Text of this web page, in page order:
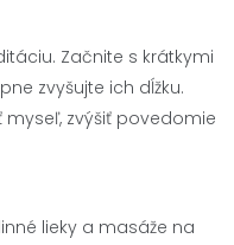
Začnite s krátkymi
zvyšujte ich dĺžku.
zvýšiť povedomie
lieky a masáže na